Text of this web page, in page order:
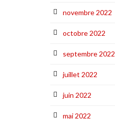
novembre 2022
octobre 2022
septembre 2022
juillet 2022
juin 2022
mai 2022